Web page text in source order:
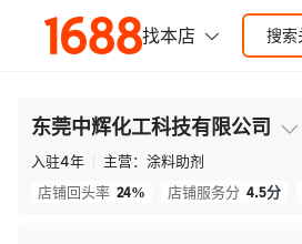
东莞中辉化工科技有限公司
入驻4年 主营： 涂料助剂
店铺回头率 24% 店铺服务分 4.5分